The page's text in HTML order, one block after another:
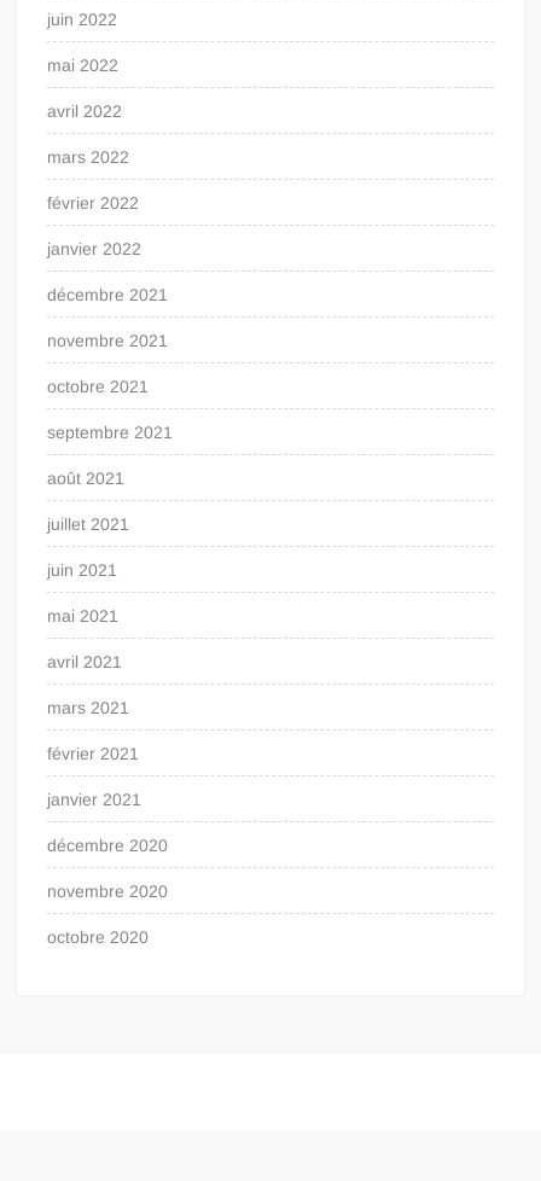
juin 2022
mai 2022
avril 2022
mars 2022
février 2022
janvier 2022
décembre 2021
novembre 2021
octobre 2021
septembre 2021
août 2021
juillet 2021
juin 2021
mai 2021
avril 2021
mars 2021
février 2021
janvier 2021
décembre 2020
novembre 2020
octobre 2020